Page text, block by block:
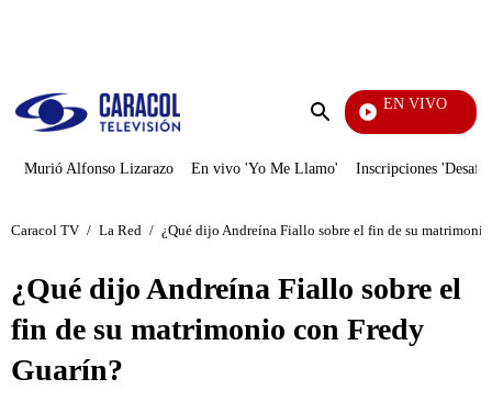
Enviar
EN VIVO
Murió Alfonso Lizarazo En vivo 'Yo Me Llamo' Inscripciones
Caracol TV / La Red / ¿Qué dijo Andreína Fiallo sobre el fin de su
¿Qué dijo Andreína Fiallo sobre el
fin de su matrimonio con Fredy
Guarín?